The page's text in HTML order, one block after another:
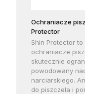
Ochraniacze
Protector
Shin Protector
ochraniacze
skutecznie
powodowany
narciarskiego.
do piszczela i